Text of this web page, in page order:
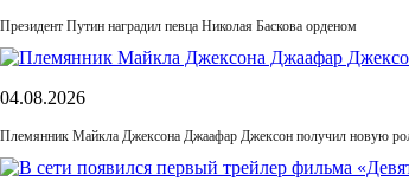
Президент Путин наградил певца Николая Баскова орденом
04.08.2026
Племянник Майкла Джексона Джаафар Джексон получил новую